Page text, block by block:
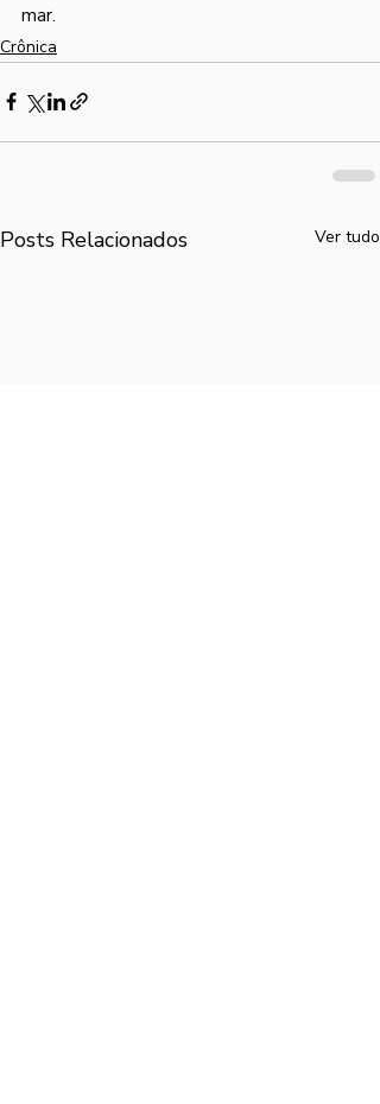
mar.
Crônica
Posts Relacionados Ver tudo